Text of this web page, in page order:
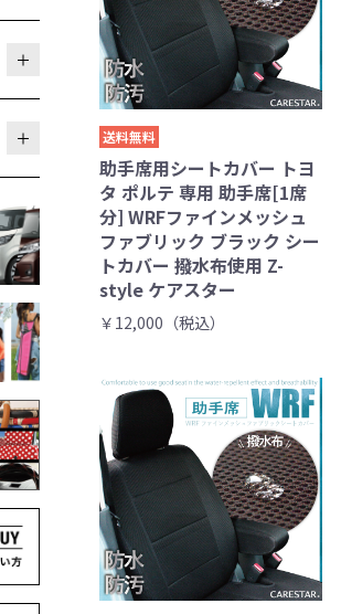
送料無料
助手席用シートカバー トヨ
タ ポルテ 専用 助手席[1席
分] WRFファインメッシュ
ファブリック ブラック シー
トカバー 撥水布使用 Z-
style ケアスター
￥12,000（税込）